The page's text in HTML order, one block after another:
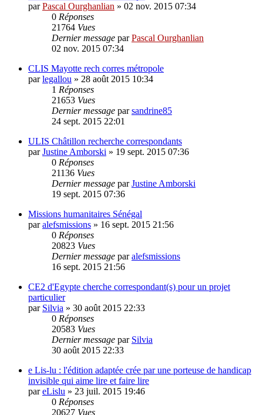
parPascal Ourghanlian » 02 nov. 2015 07:34
0 Réponses
21764 Vues
Dernier message parPascal Ourghanlian
02 nov. 2015 07:34
CLIS Mayotte rech corres métropole
parlegallou » 28 août 2015 10:34
1 Réponses
21653 Vues
Dernier message parsandrine85
24 sept. 2015 22:01
ULIS Châtillon recherche correspondants
parJustine Amborski » 19 sept. 2015 07:36
0 Réponses
21136 Vues
Dernier message parJustine Amborski
19 sept. 2015 07:36
Missions humanitaires Sénégal
paralefsmissions » 16 sept. 2015 21:56
0 Réponses
20823 Vues
Dernier message paralefsmissions
16 sept. 2015 21:56
CE2 d'Egypte cherche correspondant(s) pour un projet
particulier
par Silvia » 30 août 2015 22:33
0 Réponses
20583 Vues
Dernier message par Silvia
30 août 2015 22:33
e Lis-lu : l'édition adaptée crée par une porteuse de handicap
invisible qui aime lire et faire lire
pareLislu » 23 juil. 2015 19:46
0 Réponses
20627 Vues